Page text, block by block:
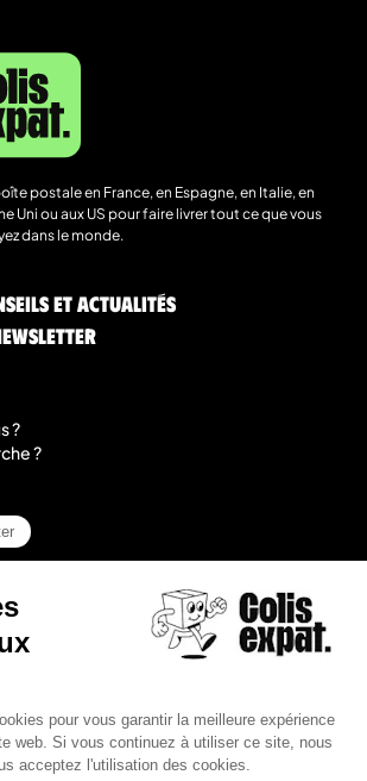
postale en France, en Espagne, en Italie, en
Uni ou aux US pour faire livrer tout ce que vous
dans le monde.
et actualités
?
?
de Prestation de Services